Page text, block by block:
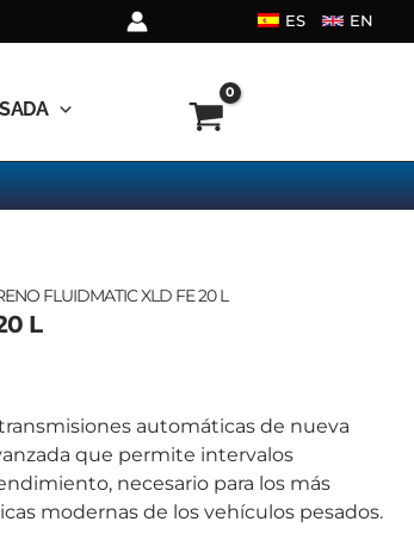
ES EN
FLUIDMATIC XLD FE 20 L
L
automáticas de nueva
que permite intervalos
necesario para los más
modernas de los vehículos pesados.